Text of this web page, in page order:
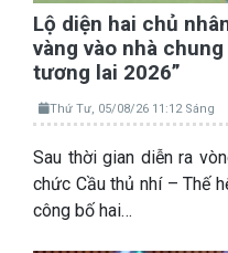
Lộ diện hai chủ
vàng vào nhà
tương lai 2026”
Thứ Tư, 05/08/26 11:12 Sáng
Sau thời gian diễn ra
chức Cầu thủ nhí – Thế
công bố hai…